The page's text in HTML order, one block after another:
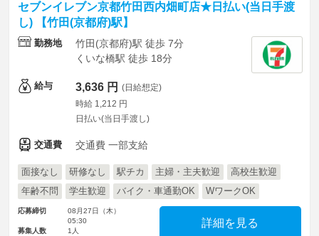
セブンイレブン京都竹田西内畑町店★日払い(当日手渡
し) 【竹田(京都府)駅】
勤務地
竹田(京都府)駅 徒歩 7分
くいな橋駅 徒歩 18分
給与 3,636 円 (日給想定)
時給 1,212 円
日払い(当日手渡し)
交通費 交通費 一部支給
面接なし 研修なし 駅チカ 主婦・主夫歓迎
高校生歓迎
年齢不問
学生歓迎 バイク・車通勤OK WワークOK
応募締切
08月27日（木）
05:30
募集人数
1人
詳細を見る